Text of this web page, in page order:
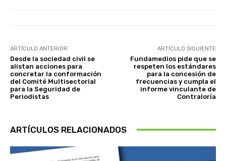
ARTÍCULO ANTERIOR
Desde la sociedad civil se
alistan acciones para
concretar la conformación
del Comité Multisectorial
para la Seguridad de
Periodistas
ARTÍCULO SIGUIENTE
Fundamedios pide que se
respeten los estándares
para la concesión de
frecuencias y cumpla el
informe vinculante de
Contraloría
ARTÍCULOS RELACIONADOS